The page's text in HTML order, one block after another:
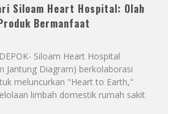
Siloam Heart Hospital: Olah
Bermanfaat
Siloam Heart Hospital
Jantung Diagram) berkolaborasi
meluncurkan "Heart to Earth,"
limbah domestik rumah sakit